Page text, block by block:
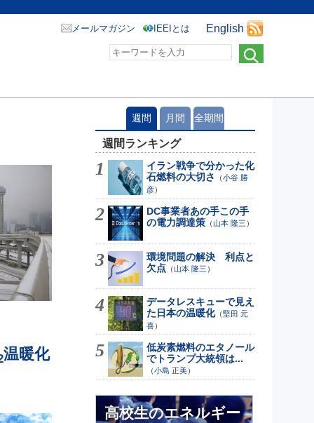
English
メールマガジン IEEIとは
温暖化
週間 月間 全期間
週間ランキング
イラン戦争で分かった化
石燃料の大切さ
（小谷 勝
彦）
DC事業者あの手この手
の電力調達策 （山本 隆三 ）
環境問題の解決 利点と
欠点 （山本 隆三 ）
データレスキューで見え
た日本の温暖化（堅田 元
喜）
低炭素燃料のエタノール
でトランプ大統領は...
（小島 正美）
高校生のエネルギー